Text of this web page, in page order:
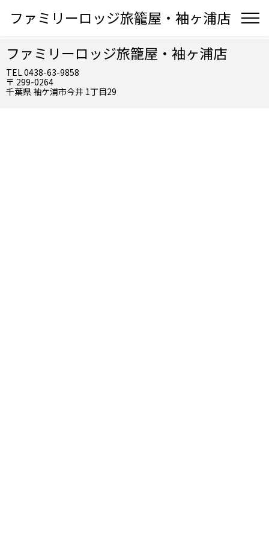
ファミリーロッジ旅籠屋・袖ヶ浦店
ファミリーロッジ旅籠屋・袖ヶ浦店
TEL 0438-63-9858
〒 299-0264
千葉県 袖ケ浦市今井 1丁目29